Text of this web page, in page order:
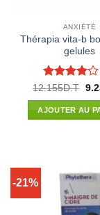
ANXIÉTÉ
Thérapia vita-b
gelules
Note4
sur 5
12.155D.T Le
AJOUTER AU
-21%